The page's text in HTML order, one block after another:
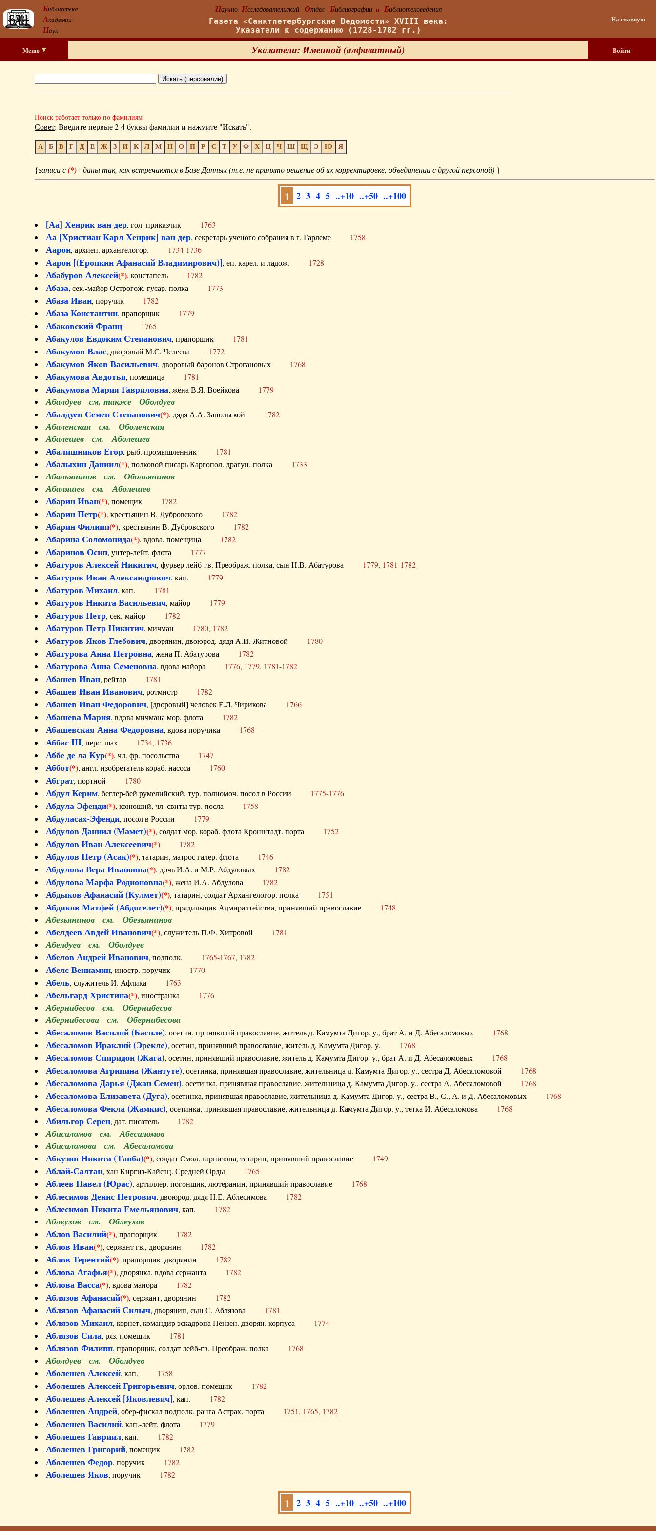
Библиотека
Академии
Наук
Научно- Исследовательский Отдел Библиографии и Библиотековедения
Газета «Санктпетербургские Ведомости» XVIII века:
Указатели к содержанию (1728-1782 гг.)
На главную
Меню Указатели: Именной (алфавитный) Войти
Поиск работает только по фамилиям
Совет: Введите первые 2-4 буквы фамилии и нажмите "Искать".
А Б В Г Д Е Ж З И К Л М Н О П Р С Т У Ф Х Ц Ч Ш Щ Э Ю Я
{записи с(*)- даны так, как встречаются в Базе Данных (т.е. не принято решение об их корректировке, объединении с другой персоной) }
1 2 3 4 5 ..+10 ..+50 ..+100
[Аа] Хенрик ван дер, гол. приказчик 1763
Аа [Христиан Карл Хенрик] ван дер, секретарь ученого собрания в г. Гарлеме 1758
Аарон, архиеп. архангелогор. 1734-1736
Аарон [(Еропкин Афанасий Владимирович)], еп. карел. и ладож. 1728
Абабуров Алексей(*), констапель 1782
Абаза, сек.-майор Острогож. гусар. полка 1773
Абаза Иван, поручик 1782
Абаза Константин, прапорщик 1779
Абаковский Франц 1765
Абакулов Евдоким Степанович, прапорщик 1781
Абакумов Влас, дворовый М.С. Челеева 1772
Абакумов Яков Васильевич, дворовый баронов Строгановых 1768
Абакумова Авдотья, помещица 1781
Абакумова Мария Гавриловна, жена В.Я. Воейкова 1779
Абалдуев см. также Оболдуев
Абалдуев Семен Степанович(*), дядя А.А. Запольской 1782
Абаленская см. Оболенская
Абалешев см. Аболешев
Абалишников Егор, рыб. промышленник 1781
Абалыхин Даниил(*), полковой писарь Каргопол. драгун. полка 1733
Абальянинов см. Обольянинов
Абаляшев см. Аболешев
Абарин Иван(*), помещик 1782
Абарин Петр(*), крестьянин В. Дубровского 1782
Абарин Филипп(*), крестьянин В. Дубровского 1782
Абарина Соломонида(*), вдова, помещица 1782
Абаринов Осип, унтер-лейт. флота 1777
Абатуров Алексей Никитич, фурьер лейб-гв. Преображ. полка, сын Н.В. Абатурова 1779, 1781-1782
Абатуров Иван Александрович, кап. 1779
Абатуров Михаил, кап. 1781
Абатуров Никита Васильевич, майор 1779
Абатуров Петр, сек.-майор 1782
Абатуров Петр Никитич, мичман 1780, 1782
Абатуров Яков Глебович, дворянин, двоюрод. дядя А.И. Житновой 1780
Абатурова Анна Петровна, жена П. Абатурова 1782
Абатурова Анна Семеновна, вдова майора 1776, 1779, 1781-1782
Абашев Иван, рейтар 1781
Абашев Иван Иванович, ротмистр 1782
Абашев Иван Федорович, [дворовый] человек Е.Л. Чирикова 1766
Абашева Мария, вдова мичмана мор. флота 1782
Абашевская Анна Федоровна, вдова поручика 1768
Аббас III, перс. шах 1734, 1736
Аббе де ла Кур(*), чл. фр. посольства 1747
Аббот(*), англ. изобретатель кораб. насоса 1760
Абграт, портной 1780
Абдул Керим, беглер-бей румелийский, тур. полномоч. посол в России 1775-1776
Абдула Эфенди(*), конюший, чл. свиты тур. посла 1758
Абдуласах-Эфенди, посол в России 1779
Абдулов Даниил (Мамет)(*), солдат мор. кораб. флота Кронштадт. порта 1752
Абдулов Иван Алексеевич(*) 1782
Абдулов Петр (Асак)(*), татарин, матрос галер. флота 1746
Абдулова Вера Ивановна(*), дочь И.А. и М.Р. Абдуловых 1782
Абдулова Марфа Родионовна(*), жена И.А. Абдулова 1782
Абдыков Афанасий (Кулмет)(*), татарин, солдат Архангелогор. полка 1751
Абдяков Матфей (Абдяселет)(*), прядильщик Адмиралтейства, принявший православие 1748
Абезьянинов см. Обезьянинов
Абелдеев Авдей Иванович(*), служитель П.Ф. Хитровой 1781
Абелдуев см. Оболдуев
Абелов Андрей Иванович, подполк. 1765-1767, 1782
Абелс Вениамин, иностр. поручик 1770
Абель, служитель И. Афлика 1763
Абельгард Христина(*), иностранка 1776
Абернибесов см. Обернибесов
Абернибесова см. Обернибесова
Абесаломов Василий (Басиле), осетин, принявший православие, житель д. Камумта Дигор. у., брат А. и Д. Абесаломовых 1768
Абесаломов Ираклий (Эрекле), осетин, принявший православие, житель д. Камумта Дигор. у. 1768
Абесаломов Спиридон (Жага), осетин, принявший православие, житель д. Камумта Дигор. у., брат А. и Д. Абесаломовых 1768
Абесаломова Агрипина (Жантуте), осетинка, принявшая православие, жительница д. Камумта Дигор. у., сестра Д. Абесаломовой 1768
Абесаломова Дарья (Джан Семен), осетинка, принявшая православие, жительница д. Камумта Дигор. у., сестра А. Абесаломовой 1768
Абесаломова Елизавета (Дуга), осетинка, принявшая православие, жительница д. Камумта Дигор. у., сестра В., С., А. и Д. Абесаломовых 1768
Абесаломова Фекла (Жамкис), осетинка, принявшая православие, жительница д. Камумта Дигор. у., тетка И. Абесаломова 1768
Абильгор Серен, дат. писатель 1782
Абисаломов см. Абесаломов
Абисаломова см. Абесаломова
Абкузин Никита (Танба)(*), солдат Смол. гарнизона, татарин, принявший православие 1749
Аблай-Салтан, хан Киргиз-Кайсац. Средней Орды 1765
Аблеев Павел (Юрас), артиллер. погонщик, лютеранин, принявший православие 1768
Аблесимов Денис Петрович, двоюрод. дядя Н.Е. Аблесимова 1782
Аблесимов Никита Емельянович, кап. 1782
Аблеухов см. Облеухов
Аблов Василий(*), прапорщик 1782
Аблов Иван(*), сержант гв., дворянин 1782
Аблов Терентий(*), прапорщик, дворянин 1782
Аблова Агафья(*), дворянка, вдова сержанта 1782
Аблова Васса(*), вдова майора 1782
Аблязов Афанасий(*), сержант, дворянин 1782
Аблязов Афанасий Силыч, дворянин, сын С. Аблязова 1781
Аблязов Михаил, корнет, командир эскадрона Пензен. дворян. корпуса 1774
Аблязов Сила, ряз. помещик 1781
Аблязов Филипп, прапорщик, солдат лейб-гв. Преображ. полка 1768
Аболдуев см. Оболдуев
Аболешев Алексей, кап. 1758
Аболешев Алексей Григорьевич, орлов. помещик 1782
Аболешев Алексей [Яковлевич], кап. 1782
Аболешев Андрей, обер-фискал подполк. ранга Астрах. порта 1751, 1765, 1782
Аболешев Василий, кап.-лейт. флота 1779
Аболешев Гавриил, кап. 1782
Аболешев Григорий, помещик 1782
Аболешев Федор, поручик 1782
Аболешев Яков, поручик 1782
1 2 3 4 5 ..+10 ..+50 ..+100